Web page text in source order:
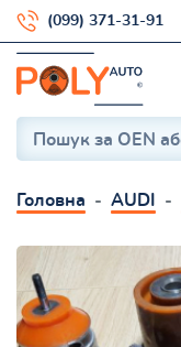
(099) 371-31-91
Головна AUDI